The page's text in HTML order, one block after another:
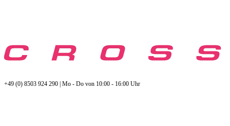
+49 (0) 8503 924 290 | Mo - Do von 10:00 - 16:00 Uhr